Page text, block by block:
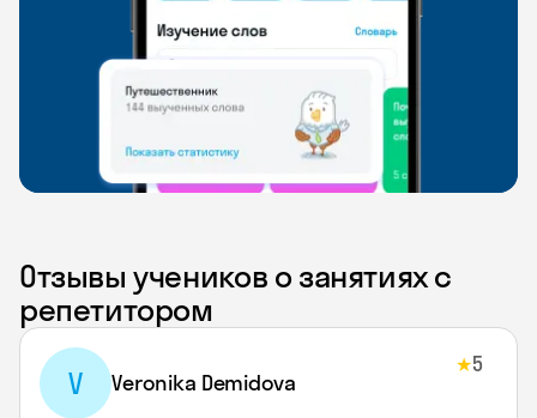
Отзывы учеников о занятиях с
репетитором
V Veronika Demidova
★5